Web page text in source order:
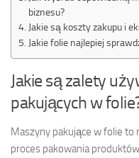
biznesu?
Jakie są koszty zakupu i
Jakie folie najlepiej
Jakie są zalety
pakujących w
Maszyny pakujące w folie to
proces pakowania